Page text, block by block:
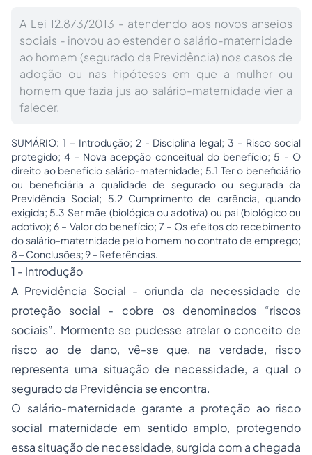
A Lei 12.873/2013 - atendendo aos novos anseios
sociais - inovou ao estender o salário-maternidade
ao homem (segurado da Previdência) nos casos de
adoção ou nas hipóteses em que a mulher ou
homem que fazia jus ao salário-maternidade vier a
falecer.
SUMÁRIO: 1 – Introdução; 2 - Disciplina legal; 3 - Risco social
protegido; 4 - Nova acepção conceitual do benefício; 5 - O
direito ao benefício salário-maternidade; 5.1 Ter o beneficiário
ou beneficiária a qualidade de segurado ou segurada da
Previdência Social; 5.2 Cumprimento de carência, quando
exigida; 5.3 Ser mãe (biológica ou adotiva) ou pai (biológico ou
adotivo); 6 – Valor do benefício; 7 – Os efeitos do recebimento
do salário-maternidade pelo homem no contrato de emprego;
8 – Conclusões; 9 – Referências.
1 - Introdução
A Previdência Social - oriunda da necessidade de
proteção social - cobre os denominados “riscos
sociais”. Mormente se pudesse atrelar o conceito de
risco ao de dano, vê-se que, na verdade, risco
representa uma situação de necessidade, a qual o
segurado da Previdência se encontra.
O salário-maternidade garante a proteção ao risco
social maternidade em sentido amplo, protegendo
essa situação de necessidade, surgida com a chegada